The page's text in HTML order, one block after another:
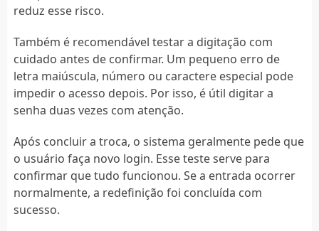
reduz esse risco.
Também é recomendável testar a digitação com
cuidado antes de confirmar. Um pequeno erro de
letra maiúscula, número ou caractere especial pode
impedir o acesso depois. Por isso, é útil digitar a
senha duas vezes com atenção.
Após concluir a troca, o sistema geralmente pede que
o usuário faça novo login. Esse teste serve para
confirmar que tudo funcionou. Se a entrada ocorrer
normalmente, a redefinição foi concluída com
sucesso.